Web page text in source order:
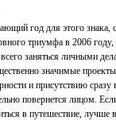
год для этого знака,
триумфа в 2006
заняться личными
значимые
и присутствию сразу
повернется лицом.
в путешествие, лучше